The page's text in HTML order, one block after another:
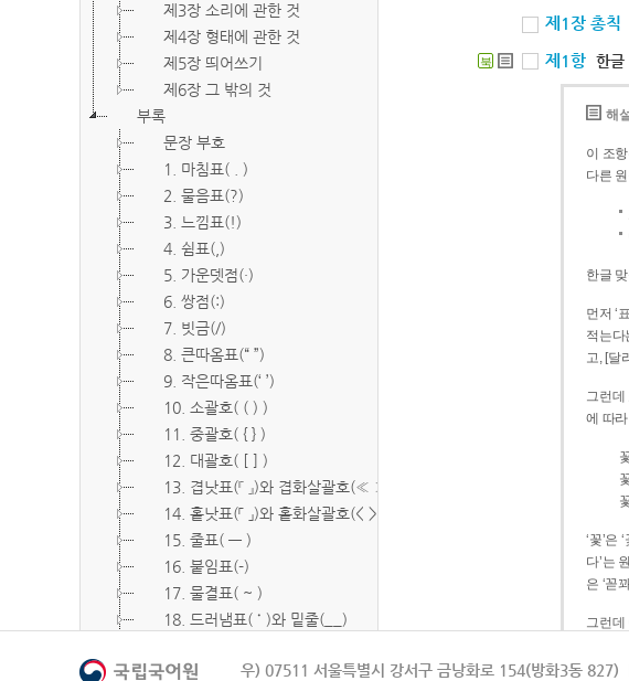
제3장 소리에 관한 것
제4장 형태에 관한 것
제5장 띄어쓰기
제6장 그 밖의 것
부록
문장 부호
1. 마침표( . )
2. 물음표(?)
3. 느낌표(!)
4. 쉼표(,)
5. 가운뎃점(·)
6. 쌍점(:)
7. 빗금(/)
8. 큰따옴표(“ ”)
9. 작은따옴표(‘ ’)
10. 소괄호( ( ) )
11. 중괄호( { } )
12. 대괄호( [ ] )
13. 겹낫표(『 』)와 겹화살괄호(≪ ≫)
14. 홑낫표(「 」)와 홑화살괄호(< >)
15. 줄표( ― )
16. 붙임표(-)
17. 물결표( ~ )
18. 드러냄표( ˙ )와 밑줄(__)
20. 빠짐표( □ )
제1장 총칙
북 제1항 한글
해
이 조
다른
한글
먼저 ‘
적는다는 것
고, [달
그런데
에 따
‘꽃’은
다’는 원칙만
은 ‘꼳
그런데
되게
우) 07511 서울특별시 강서구 금낭화로 154(방화3동 827)